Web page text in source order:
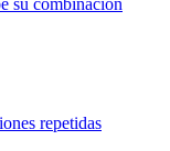
repetidas